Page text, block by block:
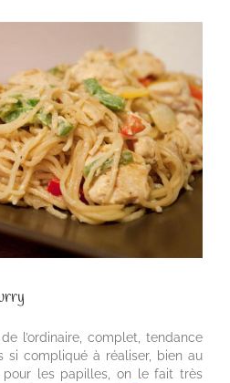
l’ordinaire, complet, tendance
si compliqué à réaliser, bien au
les papilles, on le fait très